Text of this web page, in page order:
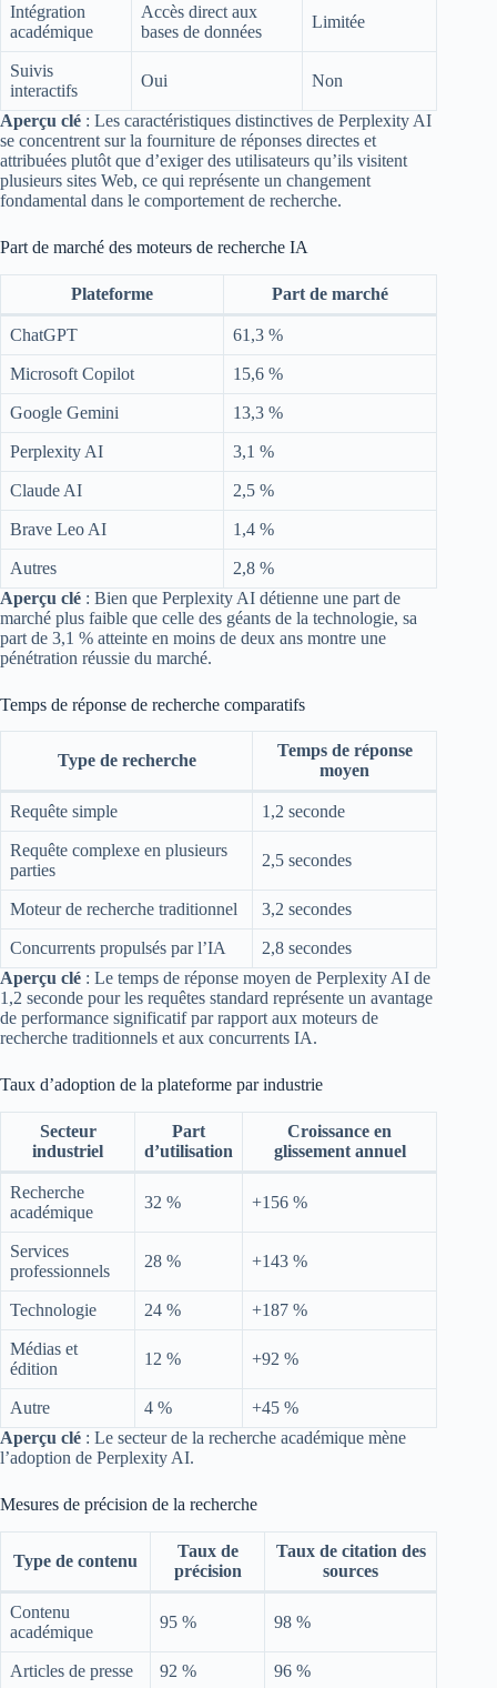
Intégration
académique
Accès direct aux
bases de données
Limitée
Suivis
interactifs
Oui Non
Aperçu clé : Les caractéristiques distinctives de Perplexity AI
se concentrent sur la fourniture de réponses directes et
attribuées plutôt que d’exiger des utilisateurs qu’ils visitent
plusieurs sites Web, ce qui représente un changement
fondamental dans le comportement de recherche.
Part de marché des moteurs de recherche IA
Plateforme Part de marché
ChatGPT 61,3 %
Microsoft Copilot 15,6 %
Google Gemini 13,3 %
Perplexity AI 3,1 %
Claude AI 2,5 %
Brave Leo AI 1,4 %
Autres
2,8 %
Aperçu clé : Bien que Perplexity AI détienne une part de
marché plus faible que celle des géants de la technologie, sa
part de 3,1 % atteinte en moins de deux ans montre une
pénétration réussie du marché.
Temps de réponse de recherche comparatifs
Type de recherche
Temps de réponse
moyen
Requête simple 1,2 seconde
Requête complexe en plusieurs
parties
2,5 secondes
Moteur de recherche traditionnel 3,2 secondes
Concurrents propulsés par l’IA
2,8 secondes
Aperçu clé : Le temps de réponse moyen de Perplexity AI de
1,2 seconde pour les requêtes standard représente un avantage
de performance significatif par rapport aux moteurs de
recherche traditionnels et aux concurrents IA.
Taux d’adoption de la plateforme par industrie
Secteur
industriel
Part
d’utilisation
Croissance en
glissement annuel
Recherche
académique
32 % +156 %
Services
professionnels
28 % +143 %
Technologie 24 % +187 %
Médias et
édition
12 % +92 %
Autre 4 %
+45 %
Aperçu clé : Le secteur de la recherche académique mène
l’adoption de Perplexity AI.
Mesures de précision de la recherche
Type de contenu
Taux de
précision
Taux de citation des
sources
Contenu
académique
95 % 98 %
Articles de presse 92 % 96 %